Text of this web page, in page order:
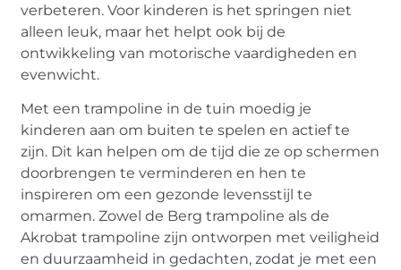
verbeteren. Voor kinderen is het springen niet
alleen leuk, maar het helpt ook bij de
ontwikkeling van motorische vaardigheden en
evenwicht.
Met een trampoline in de tuin moedig je
kinderen aan om buiten te spelen en actief te
zijn. Dit kan helpen om de tijd die ze op schermen
doorbrengen te verminderen en hen te
inspireren om een gezonde levensstijl te
omarmen. Zowel de Berg trampoline als de
Akrobat trampoline zijn ontworpen met veiligheid
en duurzaamheid in gedachten, zodat je met een